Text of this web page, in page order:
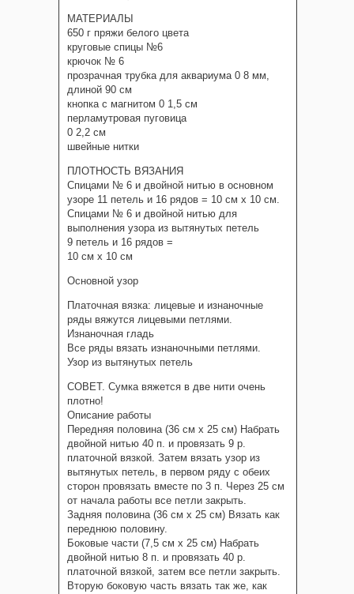
МАТЕРИАЛЫ
650 г пряжи белого цвета
круговые спицы №6
крючок № 6
прозрачная трубка для аквариума 0 8 мм,
длиной 90 см
кнопка с магнитом 0 1,5 см
перламутровая пуговица
0 2,2 см
швейные нитки
ПЛОТНОСТЬ ВЯЗАНИЯ
Спицами № 6 и двойной нитью в основном
узоре 11 петель и 16 рядов = 10 см х 10 см.
Спицами № 6 и двойной нитью для
выполнения узора из вытянутых петель
9 петель и 16 рядов =
10 см х 10 см
Основной узор
Платочная вязка: лицевые и изнаночные
ряды вяжутся лицевыми петлями.
Изнаночная гладь
Все ряды вязать изнаночными петлями.
Узор из вытянутых петель
СОВЕТ. Сумка вяжется в две нити очень
плотно!
Описание работы
Передняя половина (36 см х 25 см) Набрать
двойной нитью 40 п. и провязать 9 р.
платочной вязкой. Затем вязать узор из
вытянутых петель, в первом ряду с обеих
сторон провязать вместе по 3 п. Через 25 см
от начала работы все петли закрыть.
Задняя половина (36 см х 25 см) Вязать как
переднюю половину.
Боковые части (7,5 см х 25 см) Набрать
двойной нитью 8 п. и провязать 40 р.
платочной вязкой, затем все петли закрыть.
Вторую боковую часть вязать так же, как